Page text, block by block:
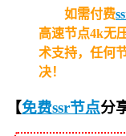
如需付费
高速节点4k无压
术支持，任何
决！
【免费ssr节点分